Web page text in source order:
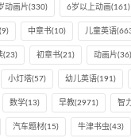
动画片(330) 6岁以上动画(161)
(9) 中章书(10) 儿童英语
(23) 初章书(21) 动画片(36)
小灯塔(57) 幼儿英语(191)
数学(13) 早教(2971) 智
汽车题材(15) 牛津书虫(43)